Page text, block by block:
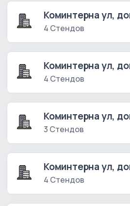
Коминтерна ул,
4 Стендов
Коминтерна ул,
4 Стендов
Коминтерна ул,
3 Стендов
Коминтерна ул,
4 Стендов